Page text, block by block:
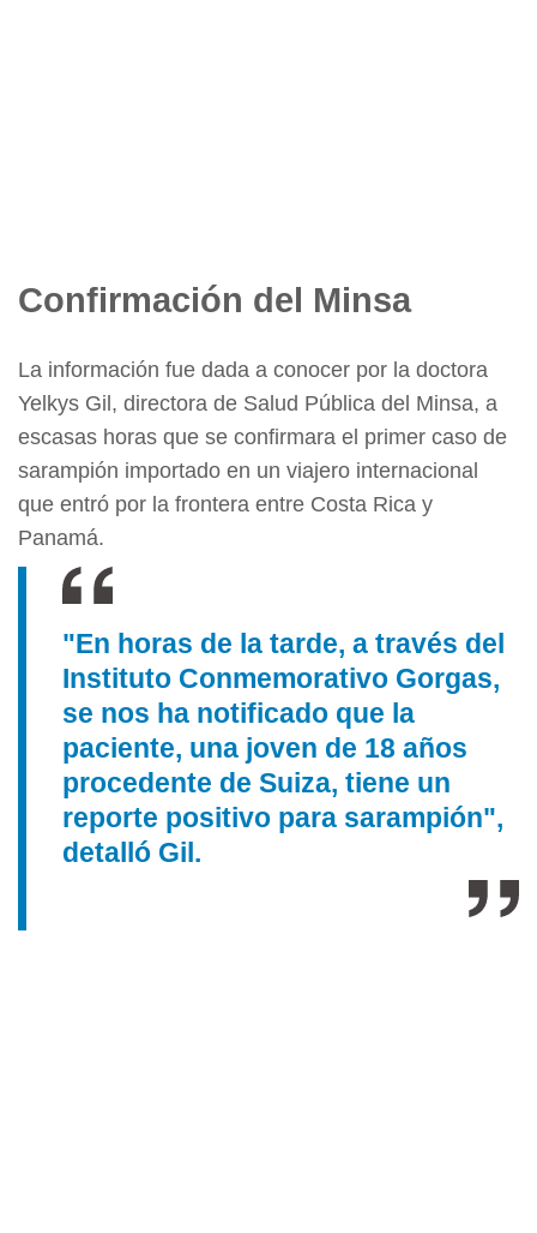
Confirmación del Minsa
La información fue dada a conocer por la doctora
Yelkys Gil, directora de Salud Pública del Minsa, a
escasas horas que se confirmara el primer caso de
sarampión importado en un viajero internacional
que entró por la frontera entre Costa Rica y
Panamá.
"En horas de la tarde, a través del
Instituto Conmemorativo Gorgas,
se nos ha notificado que la
paciente, una joven de 18 años
procedente de Suiza, tiene un
reporte positivo para sarampión",
detalló Gil.